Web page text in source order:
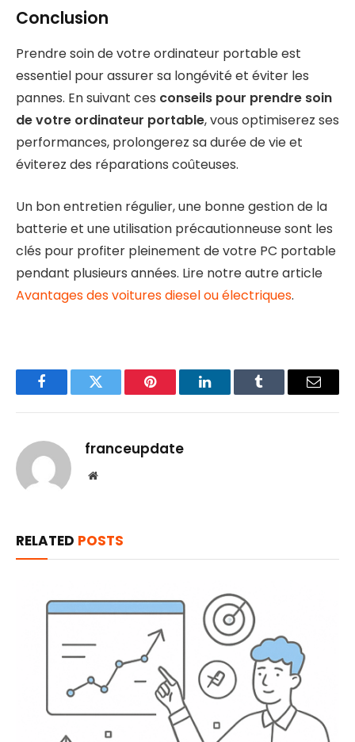
Conclusion
Prendre soin de votre ordinateur portable est
essentiel pour assurer sa longévité et éviter les
pannes. En suivant ces conseils pour prendre soin
de votre ordinateur portable, vous optimiserez ses
performances, prolongerez sa durée de vie et
éviterez des réparations coûteuses.
Un bon entretien régulier, une bonne gestion de la
batterie et une utilisation précautionneuse sont les
clés pour profiter pleinement de votre PC portable
pendant plusieurs années. Lire notre autre article
Avantages des voitures diesel ou électriques.
FacebookTwitter Pinterest LinkedInTumblr Email
franceupdate
Website
RELATED POSTS